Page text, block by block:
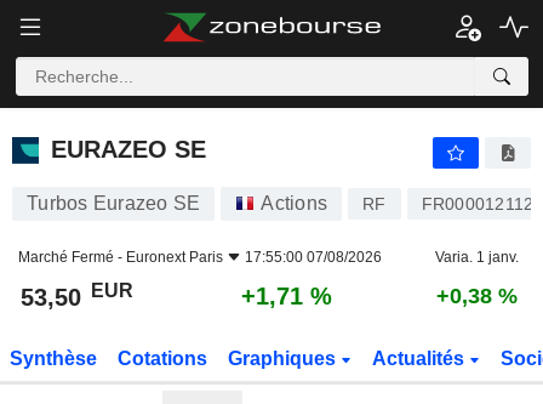
EURAZEO SE
EURAZEO SE
Turbos Eurazeo SE Actions RF FR0000121121
Marché Fermé - Euronext Paris 17:55:00 07/08/2026 Varia. 1 janv.
53,50 EUR +1,71 % +0,38 %
Synthèse Cotations Graphiques Actualités